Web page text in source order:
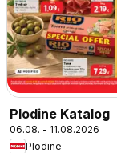
Plodine Katalog
06.08. - 11.08.2026
Plodine